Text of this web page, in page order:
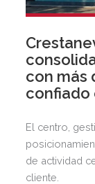
con más
confiado
El centro,
de actividad
cliente.